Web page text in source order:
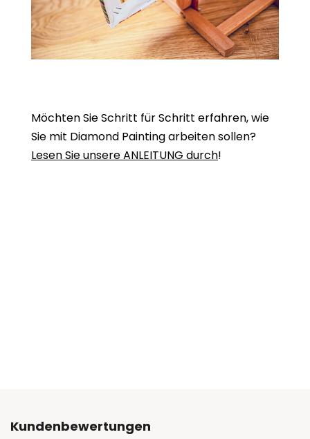
Möchten Sie Schritt für Schritt erfahren, wie
Sie mit Diamond Painting arbeiten sollen?
Lesen Sie unsere ANLEITUNG durch!
Kundenbewertungen